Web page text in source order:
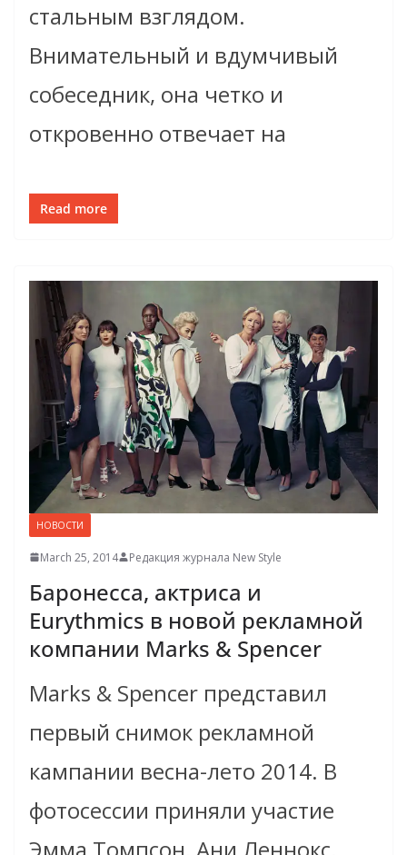
стальным взглядом.
Внимательный и вдумчивый
собеседник, она четко и
откровенно отвечает на
Read more
НОВОСТИ
March 25, 2014 Редакция журнала New Style
Баронесса, актриса и
Eurythmics в новой рекламной
компании Marks & Spencer
Marks & Spencer представил
первый снимок рекламной
кампании весна-лето 2014. В
фотосессии приняли участие